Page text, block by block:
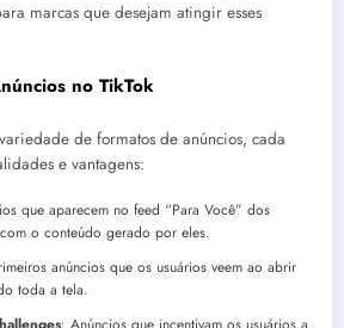
marcas que desejam atingir esses
no TikTok
de formatos de anúncios, cada
e vantagens:
que aparecem no feed “Para Você” dos
o conteúdo gerado por eles.
anúncios que os usuários veem ao abrir
toda a tela.